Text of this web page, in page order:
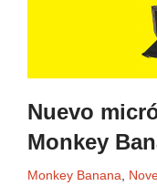
Nuevo
Monkey
Monkey Banana,